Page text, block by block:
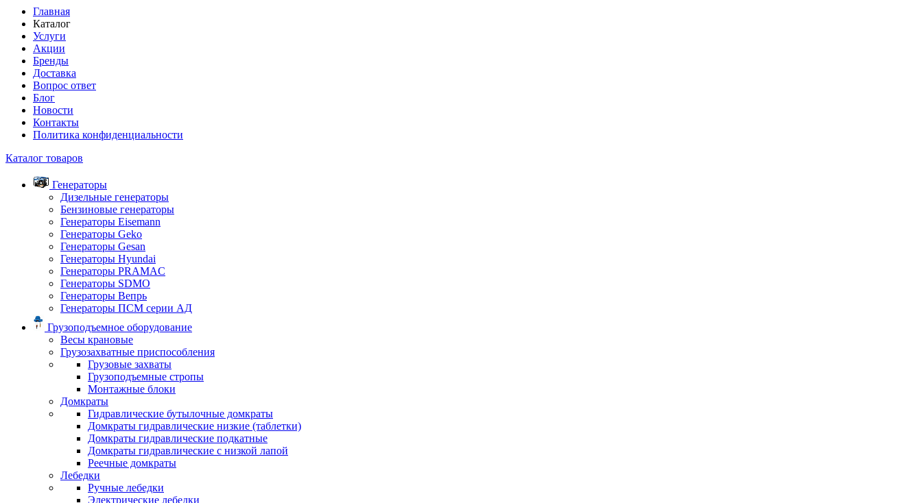
Главная
Каталог
Услуги
Акции
Бренды
Доставка
Вопрос ответ
Блог
Новости
Контакты
Политика конфиденциальности
Каталог товаров
Генераторы
Дизельные генераторы
Бензиновые генераторы
Генераторы Eisemann
Генераторы Geko
Генераторы Gesan
Генераторы Hyundai
Генераторы PRAMAC
Генераторы SDMO
Генераторы Вепрь
Генераторы ПСМ серии АД
Грузоподъемное оборудование
Весы крановые
Грузозахватные приспособления
Грузовые захваты
Грузоподъемные стропы
Монтажные блоки
Домкраты
Гидравлические бутылочные домкраты
Домкраты гидравлические низкие (таблетки)
Домкраты гидравлические подкатные
Домкраты гидравлические с низкой лапой
Реечные домкраты
Лебедки
Ручные лебедки
Электрические лебедки